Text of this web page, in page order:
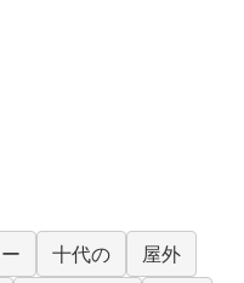
十代の
屋外